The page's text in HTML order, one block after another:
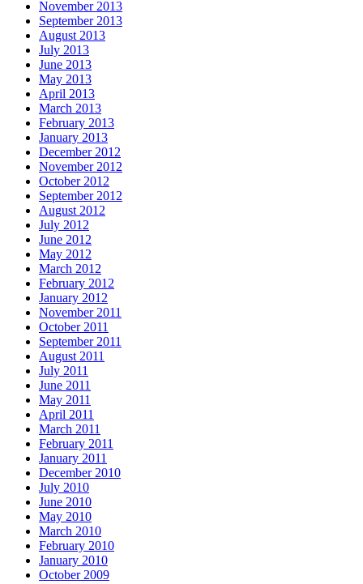
November 2013
September 2013
August 2013
July 2013
June 2013
May 2013
April 2013
March 2013
February 2013
January 2013
December 2012
November 2012
October 2012
September 2012
August 2012
July 2012
June 2012
May 2012
March 2012
February 2012
January 2012
November 2011
October 2011
September 2011
August 2011
July 2011
June 2011
May 2011
April 2011
March 2011
February 2011
January 2011
December 2010
July 2010
June 2010
May 2010
March 2010
February 2010
January 2010
October 2009